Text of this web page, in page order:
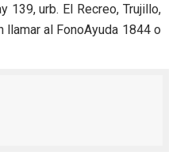
139, urb. El Recreo, Trujillo,
llamar al FonoAyuda 1844 o